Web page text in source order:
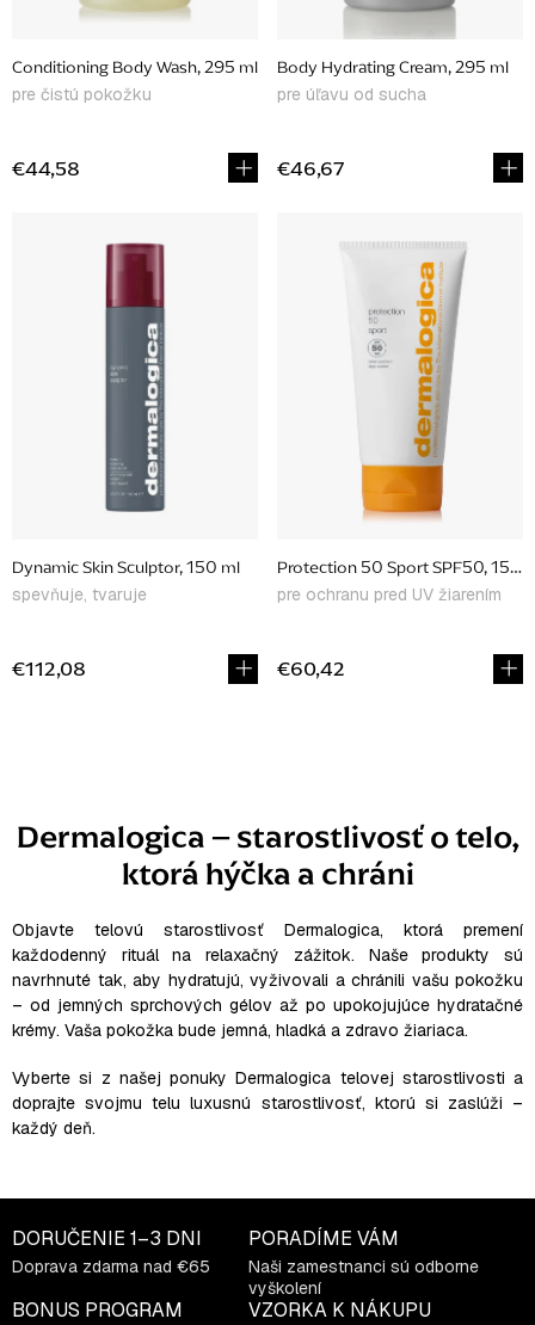
u
k
o
Conditioning Body Wash, 295 ml
pre čistú pokožku
€44,58
Body Hydrating Cream, 295 ml
pre úľavu od sucha
€46,67
Dynamic Skin Sculptor, 150 ml
spevňuje, tvaruje
€112,08
Protection 50 Sport SPF50, 156
pre ochranu pred UV žiarením
€60,42
á
c
i
e
p
r
v
k
y
i
s
u
Dermalogica – starostlivosť o telo,
ktorá hýčka a chráni
Objavte telovú starostlivosť Dermalogica, ktorá premení
každodenný rituál na relaxačný zážitok. Naše produkty sú
navrhnuté tak, aby hydratujú, vyživovali a chránili vašu pokožku
– od jemných sprchových gélov až po upokojujúce hydratačné
krémy. Vaša pokožka bude jemná, hladká a zdravo žiariaca.
Vyberte si z našej ponuky Dermalogica telovej starostlivosti a
doprajte svojmu telu luxusnú starostlivosť, ktorú si zaslúži –
každý deň.
DORUČENIE 1–3 DNI
Doprava zdarma nad €65
PORADÍME VÁM
Naši zamestnanci sú odborne
vyškolení
BONUS PROGRAM VZORKA K NÁKUPU